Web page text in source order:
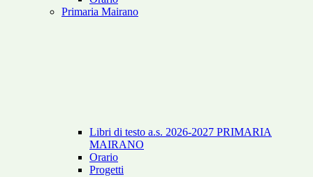
Primaria Mairano
Libri di testo a.s. 2026-2027 PRIMARIA
MAIRANO
Orario
Progetti